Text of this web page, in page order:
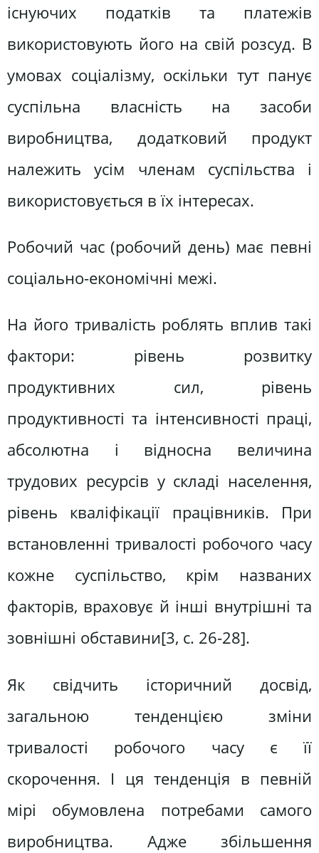
існуючих податків та платежів
використовують його на свій розсуд. В
умовах соціалізму, оскільки тут панує
суспільна власність на засоби
виробництва, додатковий продукт
належить усім членам суспільства і
використовується в їх інтересах.
Робочий час (робочий день) має певні
соціально-економічні межі.
На його тривалість роблять вплив такі
фактори: рівень розвитку
продуктивних сил, рівень
продуктивності та інтенсивності праці,
абсолютна і відносна величина
трудових ресурсів у складі населення,
рівень кваліфікації працівників. При
встановленні тривалості робочого часу
кожне суспільство, крім названих
факторів, враховує й інші внутрішні та
зовнішні обставини[3, c. 26-28].
Як свідчить історичний досвід,
загальною тенденцією зміни
тривалості робочого часу є її
скорочення. І ця тенденція в певній
мірі обумовлена потребами самого
виробництва. Адже збільшення